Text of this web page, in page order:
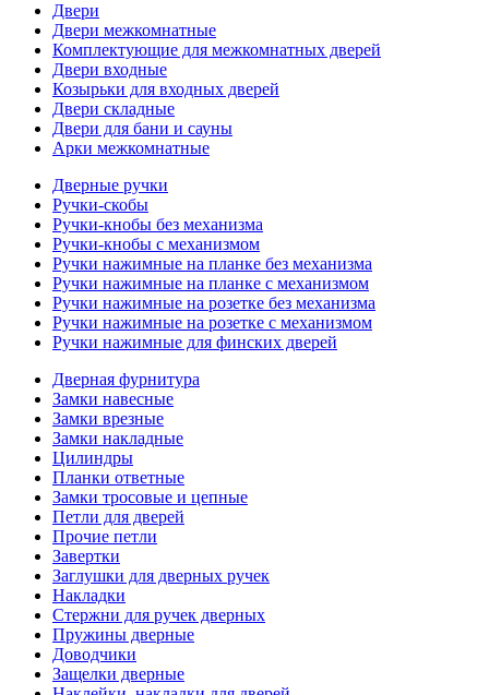
Двери
Двери межкомнатные
Комплектующие для межкомнатных дверей
Двери входные
Козырьки для входных дверей
Двери складные
Двери для бани и сауны
Арки межкомнатные
Дверные ручки
Ручки-скобы
Ручки-кнобы без механизма
Ручки-кнобы с механизмом
Ручки нажимные на планке без механизма
Ручки нажимные на планке с механизмом
Ручки нажимные на розетке без механизма
Ручки нажимные на розетке с механизмом
Ручки нажимные для финских дверей
Дверная фурнитура
Замки навесные
Замки врезные
Замки накладные
Цилиндры
Планки ответные
Замки тросовые и цепные
Петли для дверей
Прочие петли
Завертки
Заглушки для дверных ручек
Накладки
Стержни для ручек дверных
Пружины дверные
Доводчики
Защелки дверные